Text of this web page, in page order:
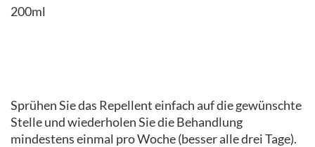
200ml
Sprühen Sie das Repellent einfach auf die gewünschte
Stelle und wiederholen Sie die Behandlung
mindestens einmal pro Woche (besser alle drei Tage).